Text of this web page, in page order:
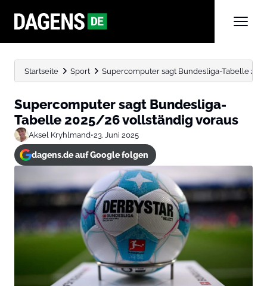
Startseite Sport Supercomputer sagt Bundesliga-Tabelle
Supercomputer sagt Bundesliga-
Tabelle 2025/26 vollständig voraus
Aksel Kryhlmand•23. Juni 2025
dagens.de auf Google folgen